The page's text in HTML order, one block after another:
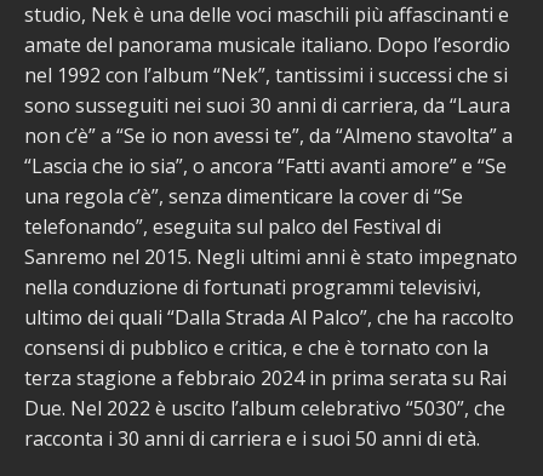
studio, Nek è una delle voci maschili più affascinanti e
amate del panorama musicale italiano. Dopo l’esordio
nel 1992 con l’album “Nek”, tantissimi i successi che si
sono susseguiti nei suoi 30 anni di carriera, da “Laura
non c’è” a “Se io non avessi te”, da “Almeno stavolta” a
“Lascia che io sia”, o ancora “Fatti avanti amore” e “Se
una regola c’è”, senza dimenticare la cover di “Se
telefonando”, eseguita sul palco del Festival di
Sanremo nel 2015. Negli ultimi anni è stato impegnato
nella conduzione di fortunati programmi televisivi,
ultimo dei quali “Dalla Strada Al Palco”, che ha raccolto
consensi di pubblico e critica, e che è tornato con la
terza stagione a febbraio 2024 in prima serata su Rai
Due. Nel 2022 è uscito l’album celebrativo “5030”, che
racconta i 30 anni di carriera e i suoi 50 anni di età.